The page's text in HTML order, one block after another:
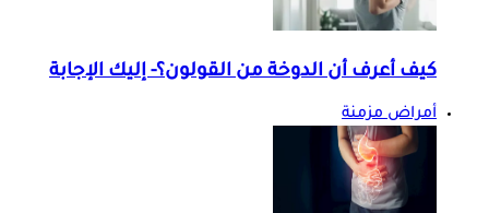
كيف أعرف أن الدوخة من القولون؟- إليك الإجابة
أمراض مزمنة